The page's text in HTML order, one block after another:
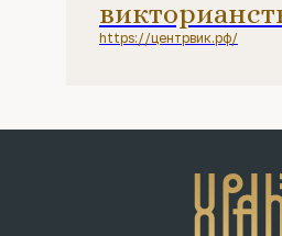
https://центрвик.рф/